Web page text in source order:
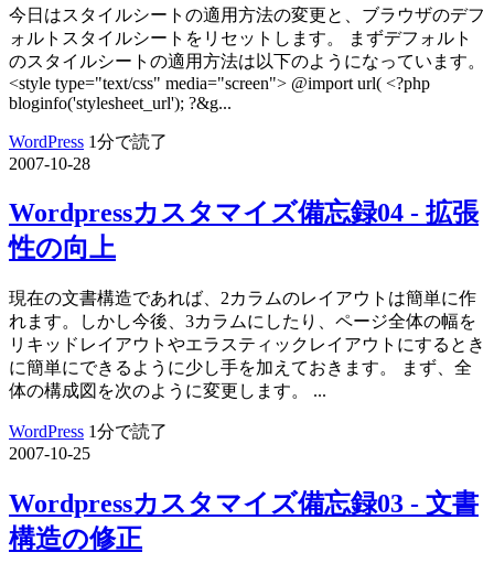
今日はスタイルシートの適用方法の変更と、ブラウザのデフ
ォルトスタイルシートをリセットします。 まずデフォルト
のスタイルシートの適用方法は以下のようになっています。
<style type="text/css" media="screen"> @import url( <?php
bloginfo('stylesheet_url'); ?&g...
WordPress 1分で読了
2007-10-28
Wordpressカスタマイズ備忘録04 - 拡張
性の向上
現在の文書構造であれば、2カラムのレイアウトは簡単に作
れます。しかし今後、3カラムにしたり、ページ全体の幅を
リキッドレイアウトやエラスティックレイアウトにするとき
に簡単にできるように少し手を加えておきます。 まず、全
体の構成図を次のように変更します。 ...
WordPress 1分で読了
2007-10-25
Wordpressカスタマイズ備忘録03 - 文書
構造の修正